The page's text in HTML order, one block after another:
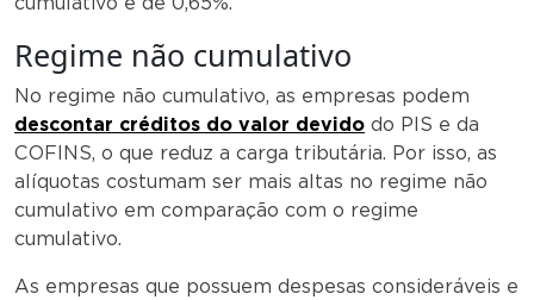
Regime não cumulativo
No regime não cumulativo, as empresas podem
descontar créditos do valor devido do PIS e da
COFINS, o que reduz a carga tributária. Por isso, as
alíquotas costumam ser mais altas no regime não
cumulativo em comparação com o regime
cumulativo.
As empresas que possuem despesas consideráveis e